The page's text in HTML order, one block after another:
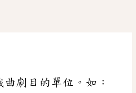
劇目的單位。如：